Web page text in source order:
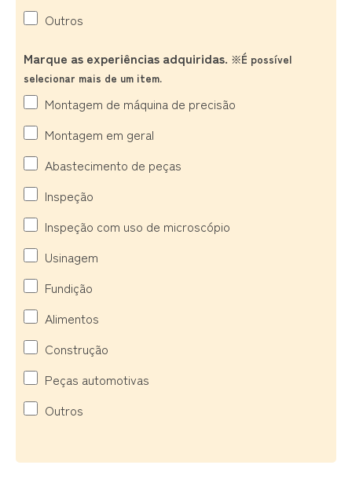
Outros
Marque as experiências adquiridas. ※É possível
selecionar mais de um item.
Montagem de máquina de precisão
Montagem em geral
Abastecimento de peças
Inspeção
Inspeção com uso de microscópio
Usinagem
Fundição
Alimentos
Construção
Peças automotivas
Outros